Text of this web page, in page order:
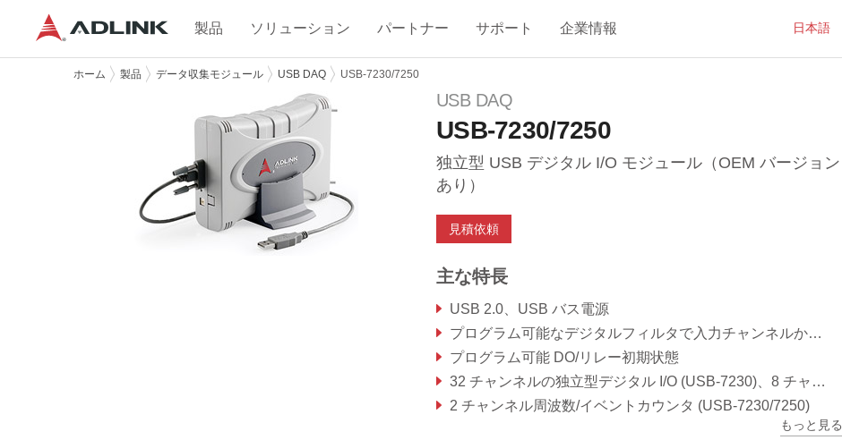
日本語
製品 ソリューション パートナー サポート 企業情報
ホーム 製品 データ収集モジュール USB DAQ USB-7230/7250
USB DAQ
USB-7230/7250
独立型 USB デジタル I/O モジュール（OEM バージョン
あり）
見積依頼
主な特長
USB 2.0、USB バス電源
プログラム可能なデジタルフィルタで入力チャンネルからの予期せぬ不具合を排除
プログラム可能 DO/リレー初期状態
32 チャンネルの独立型デジタル I/O (USB-7230)、8 チャンネルリレー出力、8 チャンネル絶縁 DI (USB-7250)
2 チャンネル周波数/イベントカウンタ (USB-7230/7250)
もっと見る